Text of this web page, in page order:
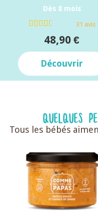
Dès 8 mois
31 avis
48,90 €
Découvrir
QUELQUES
Tous les bébés